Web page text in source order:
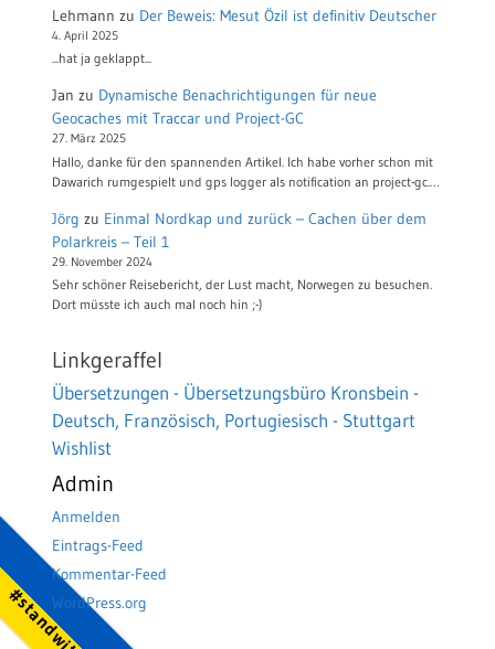
Lehmann zu Der Beweis: Mesut Özil ist definitiv Deutscher
4. April 2025
...hat ja geklappt...
Jan zu Dynamische Benachrichtigungen für neue
Geocaches mit Traccar und Project-GC
27. März 2025
Hallo, danke für den spannenden Artikel. Ich habe vorher schon mit
Dawarich rumgespielt und gps logger als notification an project-gc.…
Jörg zu Einmal Nordkap und zurück – Cachen über dem
Polarkreis – Teil 1
29. November 2024
Sehr schöner Reisebericht, der Lust macht, Norwegen zu besuchen.
Dort müsste ich auch mal noch hin ;-)
Linkgeraffel
Übersetzungen - Übersetzungsbüro Kronsbein -
Deutsch, Französisch, Portugiesisch - Stuttgart
Wishlist
Admin
Anmelden
Eintrags-Feed
Kommentar-Feed
WordPress.org